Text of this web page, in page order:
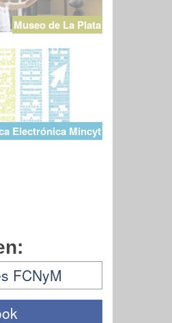
Museo de La Plata
Electrónica Mincyt
FCNyM